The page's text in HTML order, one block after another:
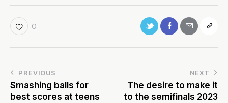
0
PREVIOUS
Smashing balls for
best scores at teens
NEXT
The desire to make it
to the semifinals 2023